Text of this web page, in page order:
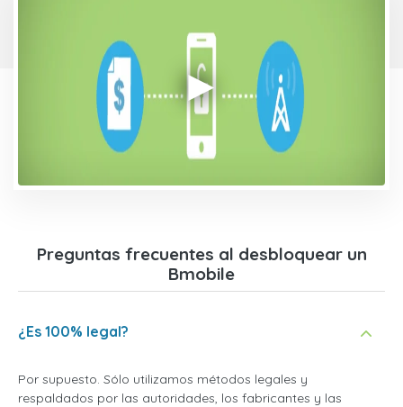
Preguntas frecuentes al desbloquear un
Bmobile
¿Es 100% legal?
Por supuesto. Sólo utilizamos métodos legales y
respaldados por las autoridades, los fabricantes y las